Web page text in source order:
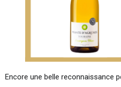
Encore une belle reconnaissance